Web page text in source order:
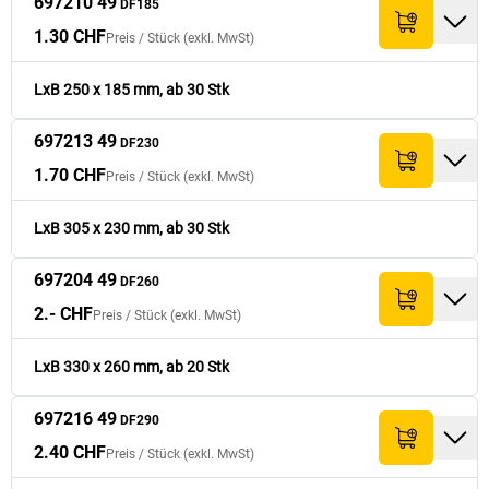
697204 49 DF260 260 330
2.- CHF 40.- CHF
DF290
2.40 CHF
DF320
3.30 CHF 39.60 CHF
DF185
1.30 CHFPreis / Stück (exkl. MwSt)
LxB 250 x 185 mm, ab 30 Stk
697213 49 DF230
1.70 CHFPreis / Stück (exkl. MwSt)
LxB 305 x 230 mm, ab 30 Stk
697204 49 DF260
2.- CHFPreis / Stück (exkl. MwSt)
LxB 330 x 260 mm, ab 20 Stk
697216 49 DF290
2.40 CHFPreis / Stück (exkl. MwSt)